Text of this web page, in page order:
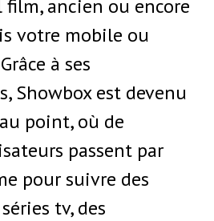
film, ancien ou encore
votre mobile ou
à ses
Showbox est devenu
point, où de
passent par
pour suivre des
tv, des